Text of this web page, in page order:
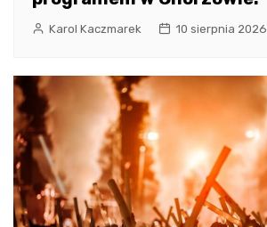
Karol Kaczmarek 10 sierpnia 2026